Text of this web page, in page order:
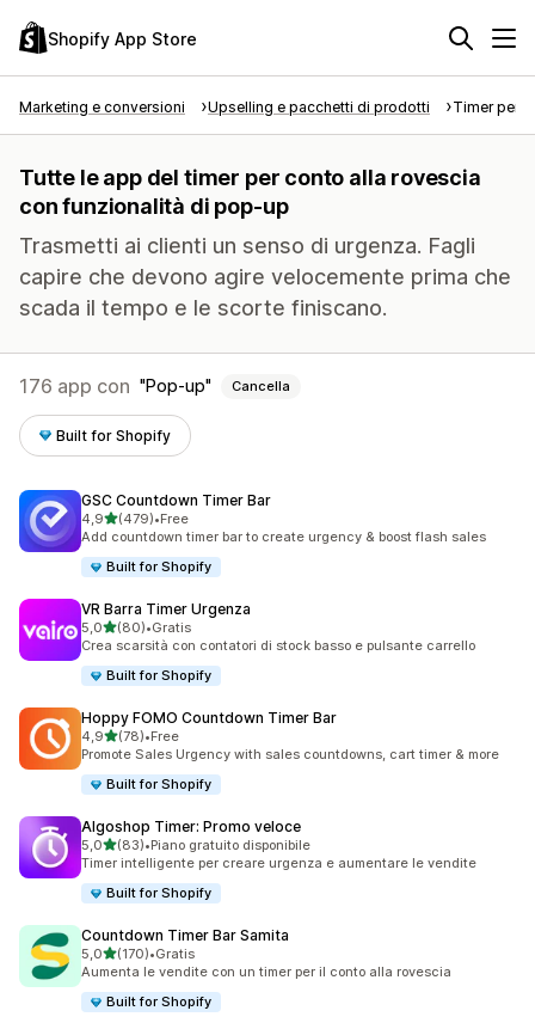
Shopify App Store
Marketing e conversioni Upselling e pacchetti di prodotti Timer per
Tutte le app del timer per conto alla rovescia
con funzionalità di pop-up
Trasmetti ai clienti un senso di urgenza. Fagli
capire che devono agire velocemente prima che
scada il tempo e le scorte finiscano.
176 app con Pop-up Cancella
Built for Shopify
GSC Countdown Timer Bar
4,9stelle su 5
(479)
479 recensioni totali
•Free
Add countdown timer bar to create urgency & boost flash sales
Built for Shopify
VR Barra Timer Urgenza
5,0stelle su 5
(80)
80 recensioni totali
•Gratis
Crea scarsità con contatori di stock basso e pulsante carrello
Built for Shopify
Hoppy FOMO Countdown Timer Bar
4,9stelle su 5
(78)
78 recensioni totali
•Free
Promote Sales Urgency with sales countdowns, cart timer & more
Built for Shopify
Algoshop Timer: Promo veloce
5,0stelle su 5
(83)
83 recensioni totali
•Piano gratuito disponibile
Timer intelligente per creare urgenza e aumentare le vendite
Built for Shopify
Countdown Timer Bar Samita
5,0stelle su 5
(170)
170 recensioni totali
•Gratis
Aumenta le vendite con un timer per il conto alla rovescia
Built for Shopify